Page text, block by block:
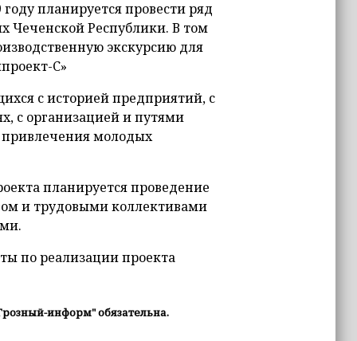
планируется провести ряд
Чеченской Республики. В том
экскурсию для
С»
с историей предприятий, с
с организацией и путями
молодых
планируется проведение
и трудовыми коллективами
по реализации проекта
информ" обязательна.